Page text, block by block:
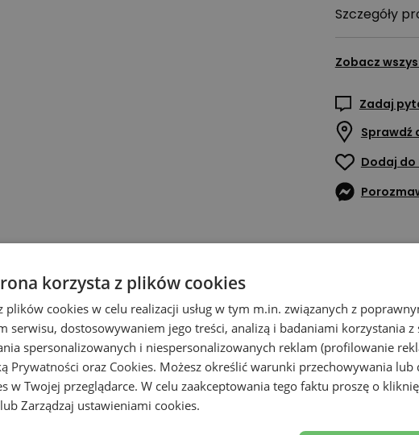
Szczegóły
Zobacz
Zadaj
Sprawdź
Dodaj do
korzysta z plików cookies
plików cookies w celu realizacji usług w tym m.in. związanych z
serwisu, dostosowywaniem jego treści, analizą i badaniami korzystania z
spersonalizowanych i niespersonalizowanych reklam (profilowanie
Prywatności oraz Cookies. Możesz określić warunki przechowywania lub
w Twojej przeglądarce. W celu zaakceptowania tego faktu proszę o
Zarządzaj ustawieniami cookies.